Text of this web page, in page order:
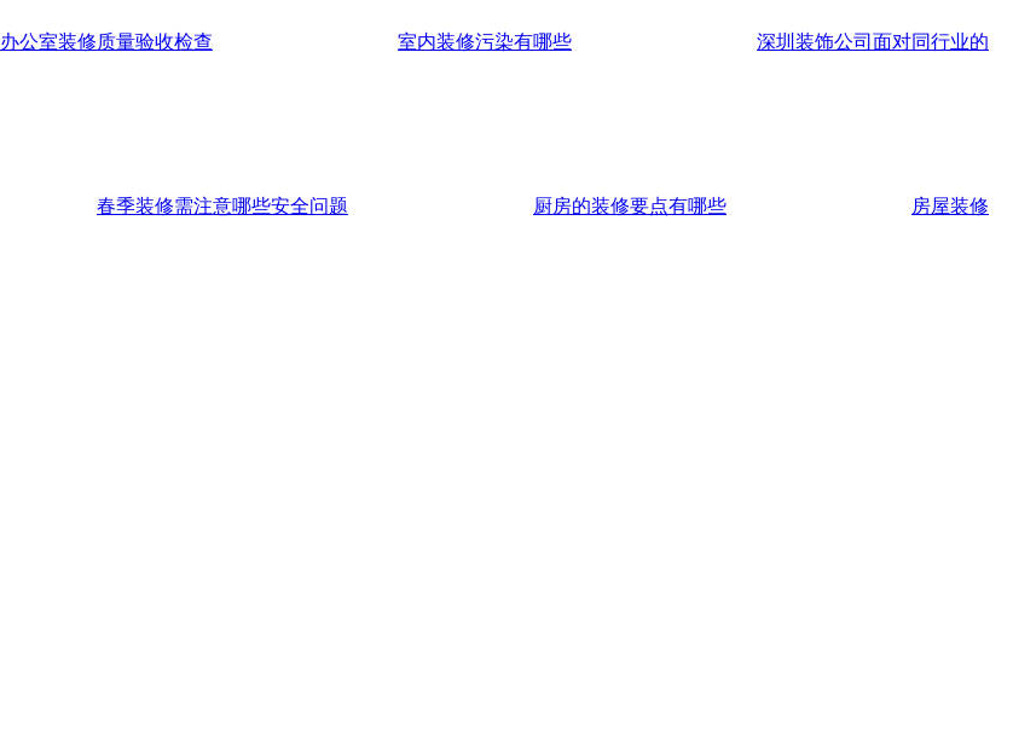
办公室装修质量验收检查 室内装修污染有哪些 深圳装饰公司面对同行业的
春季装修需注意哪些安全问题 厨房的装修要点有哪些
房屋装修